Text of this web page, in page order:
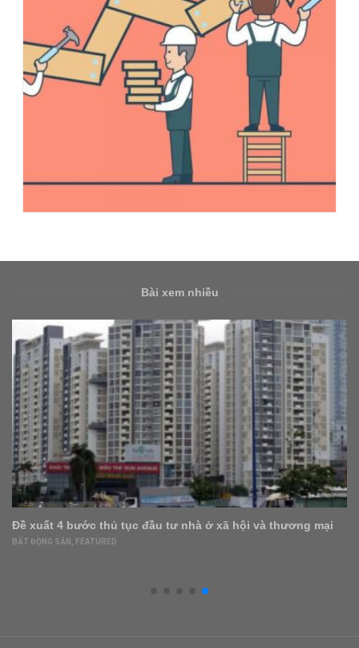
Bài xem nhiều
Đề xuất 4 bước thủ tục đầu tư nhà ở xã hội và thương mại
BẤT ĐỘNG SẢN FEATURED